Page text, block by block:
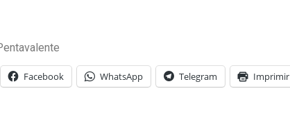
Facebook WhatsApp Telegram Imprimir